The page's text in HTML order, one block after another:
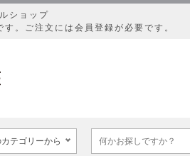
ショップ
。ご注文には会員登録が必要です。